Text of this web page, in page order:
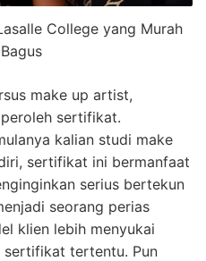
College yang Murah
make up artist,
sertifikat.
kalian studi make
sertifikat ini bermanfaat
serius bertekun
seorang perias
klien lebih menyukai
tertentu. Pun